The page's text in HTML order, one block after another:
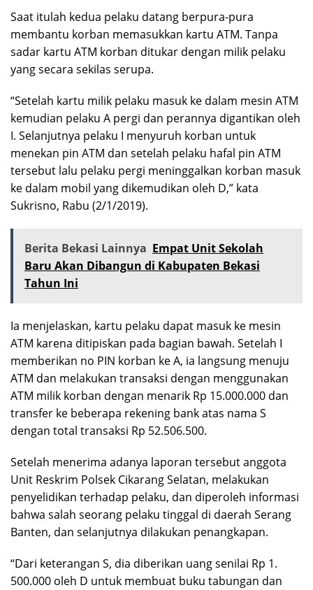
Saat itulah kedua pelaku datang berpura-pura
membantu korban memasukkan kartu ATM. Tanpa
sadar kartu ATM korban ditukar dengan milik pelaku
yang secara sekilas serupa.
“Setelah kartu milik pelaku masuk ke dalam mesin ATM
kemudian pelaku A pergi dan perannya digantikan oleh
I. Selanjutnya pelaku I menyuruh korban untuk
menekan pin ATM dan setelah pelaku hafal pin ATM
tersebut lalu pelaku pergi meninggalkan korban masuk
ke dalam mobil yang dikemudikan oleh D,” kata
Sukrisno, Rabu (2/1/2019).
Berita Bekasi Lainnya Empat Unit Sekolah
Baru Akan Dibangun di Kabupaten Bekasi
Tahun Ini
Ia menjelaskan, kartu pelaku dapat masuk ke mesin
ATM karena ditipiskan pada bagian bawah. Setelah I
memberikan no PIN korban ke A, ia langsung menuju
ATM dan melakukan transaksi dengan menggunakan
ATM milik korban dengan menarik Rp 15.000.000 dan
transfer ke beberapa rekening bank atas nama S
dengan total transaksi Rp 52.506.500.
Setelah menerima adanya laporan tersebut anggota
Unit Reskrim Polsek Cikarang Selatan, melakukan
penyelidikan terhadap pelaku, dan diperoleh informasi
bahwa salah seorang pelaku tinggal di daerah Serang
Banten, dan selanjutnya dilakukan penangkapan.
“Dari keterangan S, dia diberikan uang senilai Rp 1.
500.000 oleh D untuk membuat buku tabungan dan